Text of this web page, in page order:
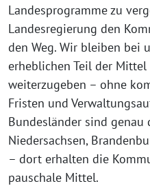
Landesprogramme zu
Landesregierung den
den Weg. Wir bleiben bei
erheblichen Teil der
weiterzugeben – ohne
Fristen und
Bundesländer sind genau
Niedersachsen,
– dort erhalten die
pauschale Mittel.